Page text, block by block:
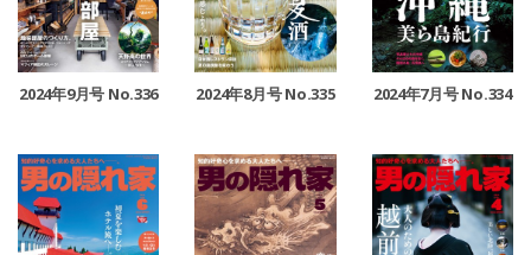
2024年9月号 No.336 2024年8月号 No.335 2024年7月号 No.334